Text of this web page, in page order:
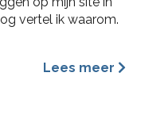
vertel ik waarom.
Lees meer